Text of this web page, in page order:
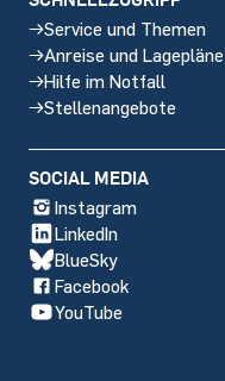
Service und Themen
Anreise und Lagepläne
Hilfe im Notfall
Stellenangebote
SOCIAL MEDIA
Instagram
LinkedIn
BlueSky
Facebook
YouTube